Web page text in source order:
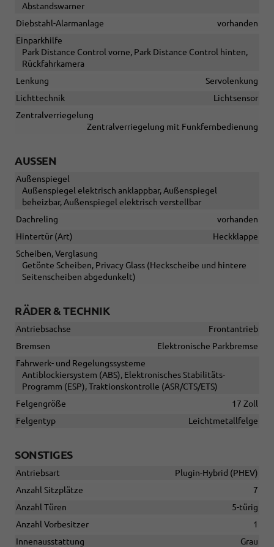
Abstandswarner
Diebstahl-Alarmanlage
vorhanden
Einparkhilfe
Park Distance Control vorne, Park Distance Control hinten,
Rückfahrkamera
Lenkung
Servolenkung
Lichttechnik
Lichtsensor
Zentralverriegelung
Zentralverriegelung mit Funkfernbedienung
AUSSEN
Außenspiegel
Außenspiegel elektrisch anklappbar, Außenspiegel
beheizbar, Außenspiegel elektrisch verstellbar
Dachreling
vorhanden
Hintertür (Art)
Heckklappe
Scheiben, Verglasung
Getönte Scheiben, Privacy Glass (Heckscheibe und hintere
Seitenscheiben abgedunkelt)
RÄDER & TECHNIK
Antriebsachse
Frontantrieb
Bremsen
Elektronische Parkbremse
Fahrwerk- und Regelungssysteme
Antiblockiersystem (ABS), Elektronisches Stabilitäts-
Programm (ESP), Traktionskontrolle (ASR/CTS/ETS)
Felgengröße
17 Zoll
Felgentyp
Leichtmetallfelge
SONSTIGES
Antriebsart
Plugin-Hybrid (PHEV)
Anzahl Sitzplätze
7
Anzahl Türen
5-türig
Anzahl Vorbesitzer
1
Innenausstattung
Grau